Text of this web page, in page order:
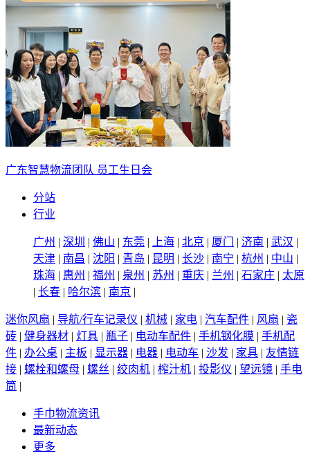
广东智慧物流团队 员工生日会
分站
行业
广州 | 深圳 | 佛山 | 东莞 | 上海 | 北京 | 厦门 | 济南 | 武汉 |
天津 | 南昌 | 沈阳 | 青岛 | 昆明 | 长沙 | 南宁 | 杭州 | 中山 |
珠海 | 惠州 | 福州 | 泉州 | 苏州 | 重庆 | 兰州 | 石家庄 | 太原
| 长春 | 哈尔滨 | 南京 |
迷你风扇 | 导航/行车记录仪 | 机械 | 家电 | 汽车配件 | 风扇 | 瓷
砖 | 健身器材 | 灯具 | 瓶子 | 电动车配件 | 手机钢化膜 | 手机配
件 | 办公桌 | 主板 | 显示器 | 电器 | 电动车 | 沙发 | 家具 | 友情链
接 | 螺栓和螺母 | 螺丝 | 绞肉机 | 榨汁机 | 投影仪 | 望远镜 | 手电
筒 |
手巾物流资讯
最新动态
更多